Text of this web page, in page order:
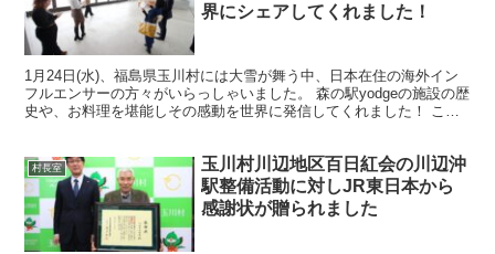
界にシェアしてくれました！
1月24日(水)、福島県玉川村には大雪が舞う中、日本在住の海外イン
フルエンサーの方々がいらっしゃいました。 森の駅yodgeの施設の歴
史や、お料理を堪能しその感動を世界に発信してくれました！ この
村長室
玉川村川辺地区百日紅会の川辺沖
駅整備活動に対しJR東日本から
感謝状が贈られました